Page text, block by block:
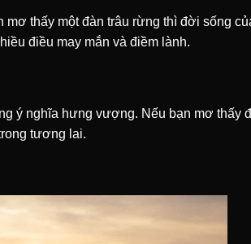
thấy một đàn trâu rừng thì đời sống
điều may mắn và điềm lành.
ý nghĩa hưng vượng. Nếu bạn mơ thấy
tương lai.